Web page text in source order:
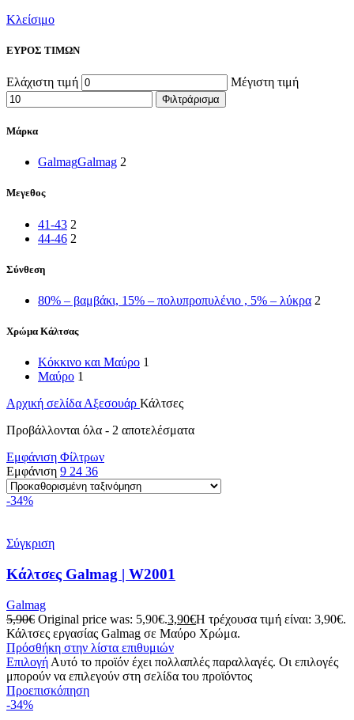
Κλείσιμο
ΕΥΡΟΣ ΤΙΜΩΝ
Ελάχιστη τιμή Μέγιστη τιμή
Φιλτράρισμα
Μάρκα
GalmagGalmag 2
Μεγεθος
41-43 2
44-46 2
Σύνθεση
80% – βαμβάκι, 15% – πολυπροπυλένιο , 5% – λύκρα 2
Χρώμα Κάλτσας
Κόκκινο και Μαύρο 1
Μαύρο 1
Αρχική σελίδα Αξεσουάρ Κάλτσες
Προβάλλονται όλα - 2 αποτελέσματα
Εμφάνιση Φίλτρων
Εμφάνιση 9 24 36
-34%
Σύγκριση
Κάλτσες Galmag | W2001
Galmag
5,90€ Original price was: 5,90€.3,90€Η τρέχουσα τιμή είναι: 3,90€.
Κάλτσες εργασίας Galmag σε Μαύρο Χρώμα.
Πρόσθήκη στην λίστα επιθυμιών
Επιλογή Αυτό το προϊόν έχει πολλαπλές παραλλαγές. Οι επιλογές
μπορούν να επιλεγούν στη σελίδα του προϊόντος
Προεπισκόπηση
-34%